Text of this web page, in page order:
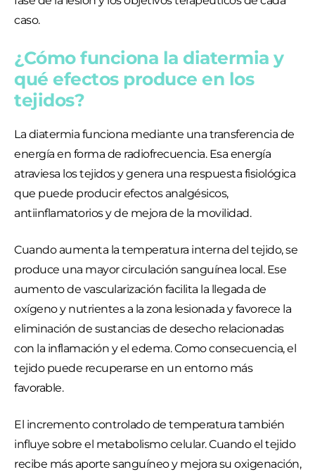
caso.
¿Cómo funciona la diatermia y
qué efectos produce en los
tejidos?
La diatermia funciona mediante una transferencia de
energía en forma de radiofrecuencia. Esa energía
atraviesa los tejidos y genera una respuesta fisiológica
que puede producir efectos analgésicos,
antiinflamatorios y de mejora de la movilidad.
Cuando aumenta la temperatura interna del tejido, se
produce una mayor circulación sanguínea local. Ese
aumento de vascularización facilita la llegada de
oxígeno y nutrientes a la zona lesionada y favorece la
eliminación de sustancias de desecho relacionadas
con la inflamación y el edema. Como consecuencia, el
tejido puede recuperarse en un entorno más
favorable.
El incremento controlado de temperatura también
influye sobre el metabolismo celular. Cuando el tejido
recibe más aporte sanguíneo y mejora su oxigenación,